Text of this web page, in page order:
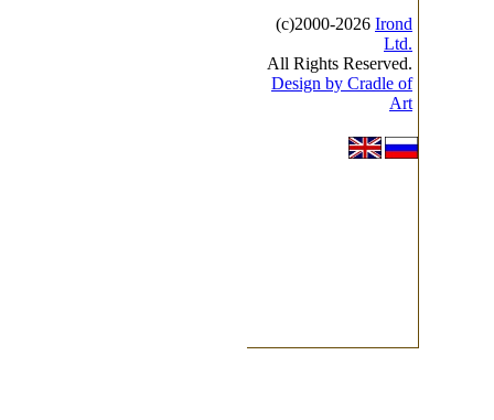
(с)2000-2026 Irond
Ltd.
All Rights Reserved.
Design by Cradle of
Art